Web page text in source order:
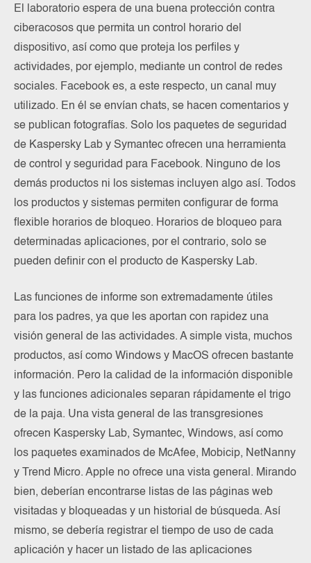
El laboratorio espera de una buena protección contra
ciberacosos que permita un control horario del
dispositivo, así como que proteja los perfiles y
actividades, por ejemplo, mediante un control de redes
sociales. Facebook es, a este respecto, un canal muy
utilizado. En él se envían chats, se hacen comentarios y
se publican fotografías. Solo los paquetes de seguridad
de Kaspersky Lab y Symantec ofrecen una herramienta
de control y seguridad para Facebook. Ninguno de los
demás productos ni los sistemas incluyen algo así. Todos
los productos y sistemas permiten configurar de forma
flexible horarios de bloqueo. Horarios de bloqueo para
determinadas aplicaciones, por el contrario, solo se
pueden definir con el producto de Kaspersky Lab.
Las funciones de informe son extremadamente útiles
para los padres, ya que les aportan con rapidez una
visión general de las actividades. A simple vista, muchos
productos, así como Windows y MacOS ofrecen bastante
información. Pero la calidad de la información disponible
y las funciones adicionales separan rápidamente el trigo
de la paja. Una vista general de las transgresiones
ofrecen Kaspersky Lab, Symantec, Windows, así como
los paquetes examinados de McAfee, Mobicip, NetNanny
y Trend Micro. Apple no ofrece una vista general. Mirando
bien, deberían encontrarse listas de las páginas web
visitadas y bloqueadas y un historial de búsqueda. Así
mismo, se debería registrar el tiempo de uso de cada
aplicación y hacer un listado de las aplicaciones